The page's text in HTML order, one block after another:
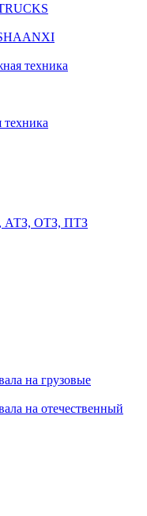
техника
АТЗ, ОТЗ, ПТЗ
на грузовые
на отечественный